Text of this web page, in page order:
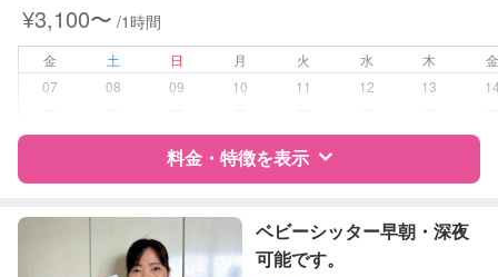
夜間対応
お泊まり保育
病児、病後児、ともに不可
なし
¥3,100〜 /1時間
金 土 日 月 火 水 木
07
08 09 10 11 12 13
料金・特徴を表示
特徴 料金 レビュー
ベビーシッター早朝・深夜
可能です。